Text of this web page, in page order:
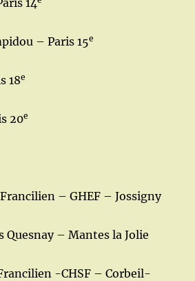
14
– Paris 15e
18e
20e
– GHEF – Jossigny
– Mantes la Jolie
-CHSF – Corbeil-